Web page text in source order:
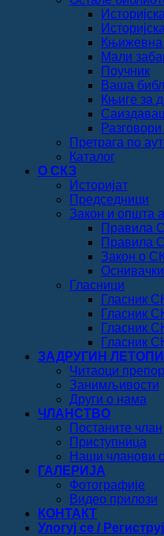
Мали
Поучник
Ваша
Књиге за
Претрага по
Каталог
О СКЗ
Историјат
Председници
Закон и општа
Правила
Правила
Закон о
Гласници
Гласник
Гласник
Гласник
Гласник
ЗАДРУГИН
Читаоци
Занимљивости
Други о нама
ЧЛАНСТВО
Постаните члан
Приступница
Наши чланови
ГАЛЕРИЈА
Фотографије
Видео прилози
КОНТАКТ
Улогуј се /